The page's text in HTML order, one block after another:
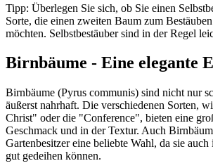
Tipp: Überlegen Sie sich, ob Sie einen
Sorte, die einen zweiten Baum zum
möchten. Selbstbestäuber sind in der Regel
Birnbäume - Eine elegante
Birnbäume (Pyrus communis) sind nicht nur
äußerst nahrhaft. Die verschiedenen Sorten,
Christ" oder die "Conference", bieten eine
Geschmack und in der Textur. Auch
Gartenbesitzer eine beliebte Wahl, da sie
gut gedeihen können.